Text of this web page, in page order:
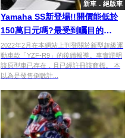
新車．絕版車
Yamaha SS新登場!!開價能低於
150萬日元嗎?最受到矚目的
「R9」全貌徹底解説
2022年2月在本網站上刊登關於新型超級運
動車款「YZF-R9」的後續報導。事實證明
該原型車已存在，且已經註冊該商標。 本
以為是發售倒數計...